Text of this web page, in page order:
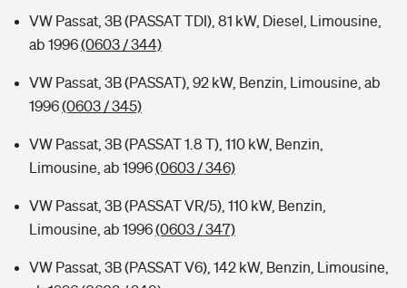
VW Passat, 3B (PASSAT TDI), 81 kW, Diesel, Limousine,
ab 1996(0603 / 344)
VW Passat, 3B (PASSAT), 92 kW, Benzin, Limousine, ab
1996(0603 / 345)
VW Passat, 3B (PASSAT 1.8 T), 110 kW, Benzin,
Limousine, ab 1996(0603 / 346)
VW Passat, 3B (PASSAT VR/5), 110 kW, Benzin,
Limousine, ab 1996(0603 / 347)
VW Passat, 3B (PASSAT V6), 142 kW, Benzin, Limousine,